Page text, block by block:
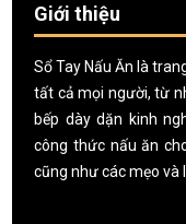
Giới thiệu
Sổ Tay Nấu Ăn là
tất cả mọi người, từ
bếp dày dặn kinh
công thức nấu ăn
cũng như các mẹo và